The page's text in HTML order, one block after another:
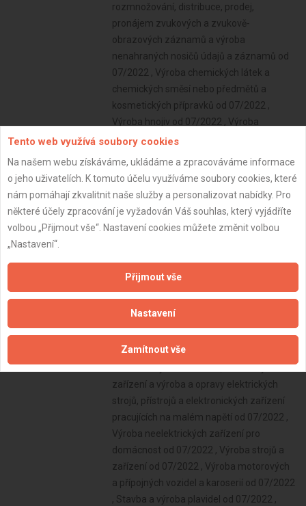
Tento web využívá soubory cookies
Na našem webu získáváme, ukládáme a zpracováváme informace
o jeho uživatelích. K tomuto účelu využíváme soubory cookies, které
nám pomáhají zkvalitnit naše služby a personalizovat nabídky. Pro
některé účely zpracování je vyžadován Váš souhlas, který vyjádříte
volbou „Přijmout vše“. Nastavení cookies můžete změnit volbou
„Nastavení“.
Přijmout vše
Nastavení
Zamítnout vše